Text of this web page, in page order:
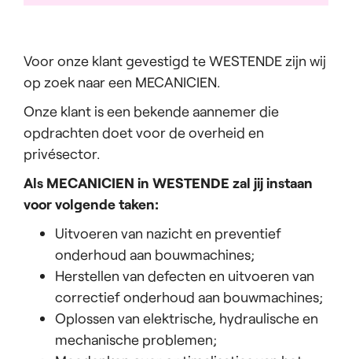
Voor onze klant gevestigd te WESTENDE zijn wij
op zoek naar een MECANICIEN.
Onze klant is een bekende aannemer die
opdrachten doet voor de overheid en
privésector.
Als MECANICIEN in WESTENDE zal jij instaan
voor volgende taken:
Uitvoeren van nazicht en preventief
onderhoud aan bouwmachines;
Herstellen van defecten en uitvoeren van
correctief onderhoud aan bouwmachines;
Oplossen van elektrische, hydraulische en
mechanische problemen;